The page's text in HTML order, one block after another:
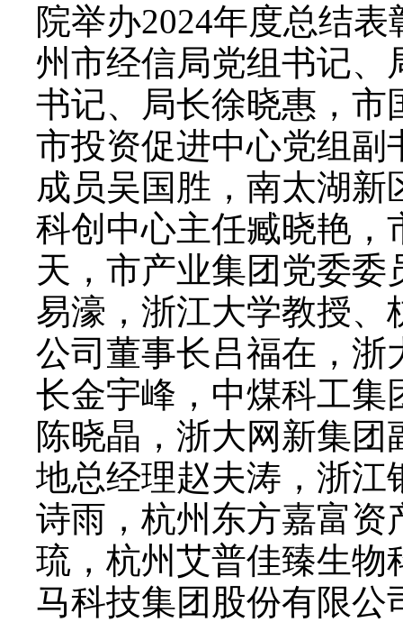
院举办2024年度总结
州市经信局党组书记、
书记、局长徐晓惠，市
市投资促进中心党组副
成员吴国胜，南太湖
科创中心主任臧晓艳，
天，市产业集团党委
易濠，浙江大学教授、
公司董事长吕福在，浙
长金宇峰，中煤科工集
陈晓晶，浙大网新集
地总经理赵夫涛，浙江
诗雨，杭州东方嘉富资
琉，杭州艾普佳臻生物
马科技集团股份有限公